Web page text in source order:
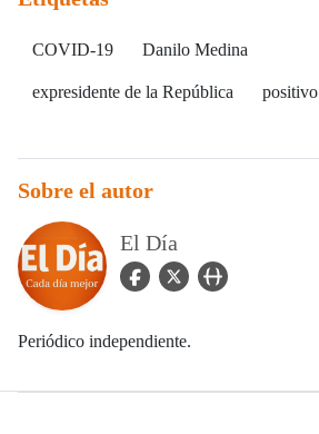
COVID-19 Danilo Medina
expresidente de la República positivo
Sobre el autor
El Día
facebook Icon
twitter Iconuser_url Icon
Periódico independiente.